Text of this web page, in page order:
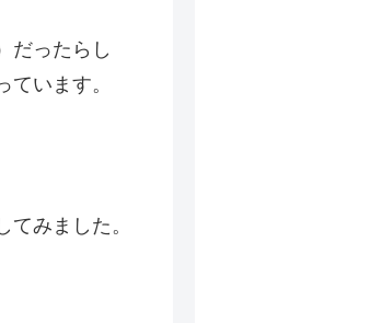
だったらし
います。
みました。